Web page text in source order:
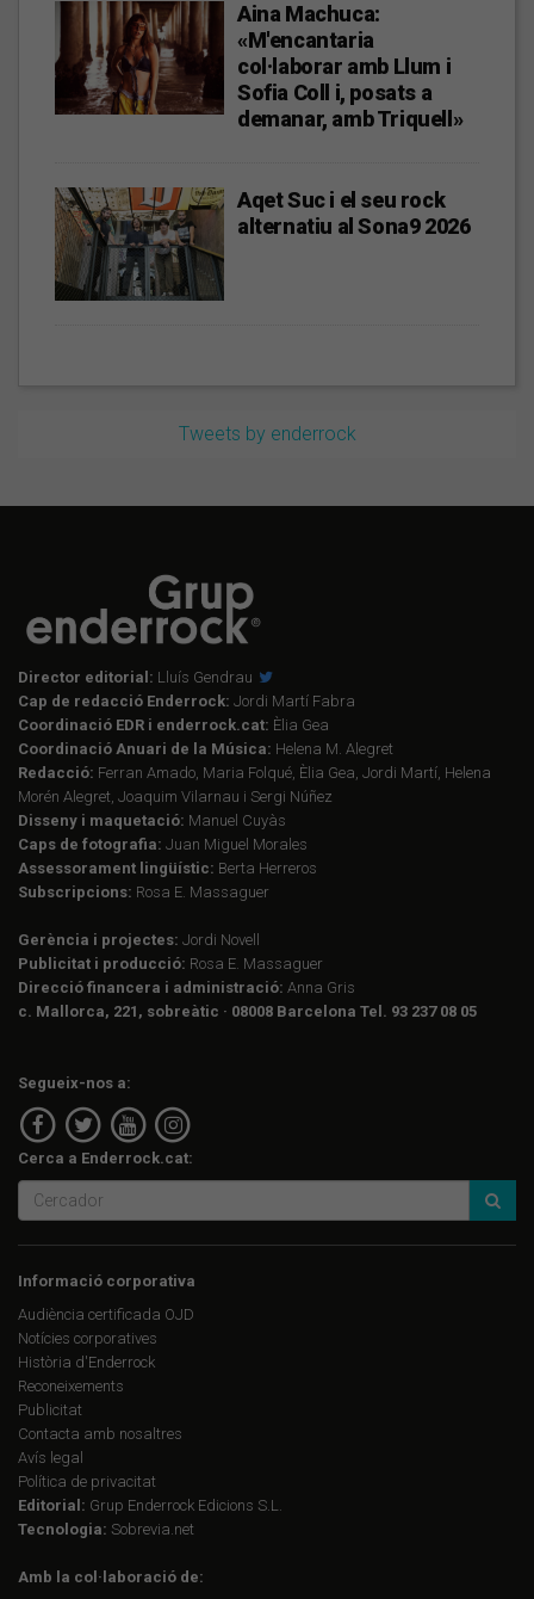
Aina Machuca:
«M'encantaria
col·laborar amb Llum i
Sofia Coll i, posats a
demanar, amb Triquell»
Aqet Suc i el seu rock
alternatiu al Sona9 2026
Tweets by enderrock
Director editorial: Lluís Gendrau
Cap de redacció Enderrock: Jordi Martí Fabra
Coordinació EDR i enderrock.cat: Èlia Gea
Coordinació Anuari de la Música: Helena M. Alegret
Redacció: Ferran Amado, Maria Folqué, Èlia Gea, Jordi Martí, Helena
Morén Alegret, Joaquim Vilarnau i Sergi Núñez
Disseny i maquetació: Manuel Cuyàs
Caps de fotografia: Juan Miguel Morales
Assessorament lingüístic: Berta Herreros
Subscripcions: Rosa E. Massaguer
Gerència i projectes: Jordi Novell
Publicitat i producció: Rosa E. Massaguer
Direcció financera i administració: Anna Gris
c. Mallorca, 221, sobreàtic · 08008 Barcelona Tel. 93 237 08 05
Segueix-nos a:
Cerca a Enderrock.cat:
Informació corporativa
Audiència certificada OJD
Notícies corporatives
Història d'Enderrock
Reconeixements
Publicitat
Contacta amb nosaltres
Avís legal
Política de privacitat
Editorial: Grup Enderrock Edicions S.L.
Tecnologia: Sobrevia.net
Amb la col·laboració de: